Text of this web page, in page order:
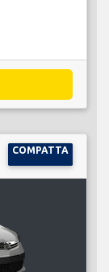
COMPATTA